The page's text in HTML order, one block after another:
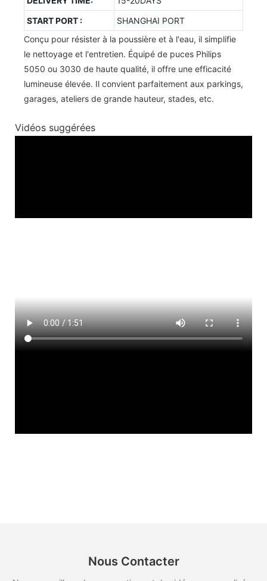
START PORT :
SHANGHAI PORT
Conçu pour résister à la poussière et à l'eau, il simplifie
le nettoyage et l'entretien. Équipé de puces Philips
5050 ou 3030 de haute qualité, il offre une efficacité
lumineuse élevée. Il convient parfaitement aux parkings,
garages, ateliers de grande hauteur, stades, etc.
Vidéos suggérées
Nous Contacter